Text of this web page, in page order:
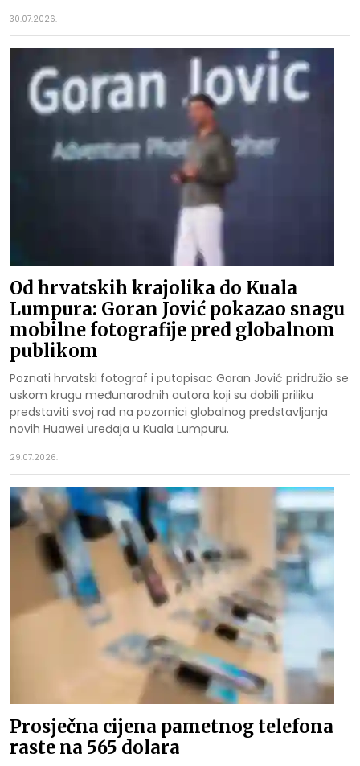
30.07.2026.
Od hrvatskih krajolika do Kuala
Lumpura: Goran Jović pokazao snagu
mobilne fotografije pred globalnom
publikom
Poznati hrvatski fotograf i putopisac Goran Jović pridružio se
uskom krugu međunarodnih autora koji su dobili priliku
predstaviti svoj rad na pozornici globalnog predstavljanja
novih Huawei uređaja u Kuala Lumpuru.
29.07.2026.
Prosječna cijena pametnog telefona
raste na 565 dolara